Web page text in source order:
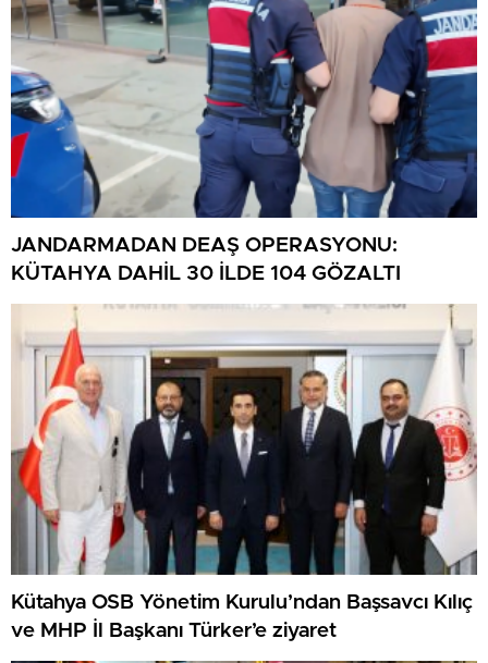
JANDARMADAN DEAŞ OPERASYONU:
KÜTAHYA DAHİL 30 İLDE 104 GÖZALTI
Kütahya OSB Yönetim Kurulu’ndan Başsavcı Kılıç
ve MHP İl Başkanı Türker’e ziyaret